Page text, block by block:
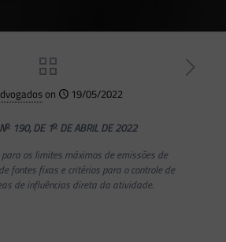
on 19/05/2022
o 190, DE 1o DE ABRIL DE 2022
os limites máximos de emissões de
fontes fixas e critérios para o controle de
de influências direta da atividade.